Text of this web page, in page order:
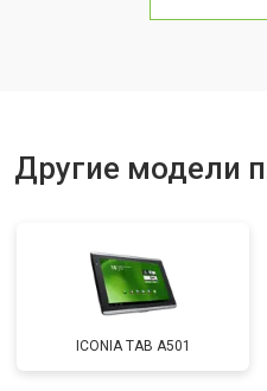
Замена материнской платы
Другие модели
ICONIA TAB A501